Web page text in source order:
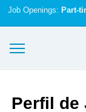
Job Openings: Part-
Perfil de